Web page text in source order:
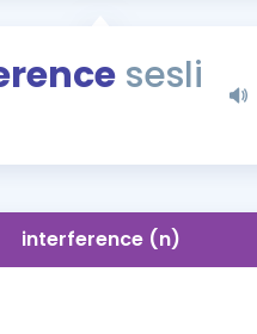
Takvimi sesli
interference (n)